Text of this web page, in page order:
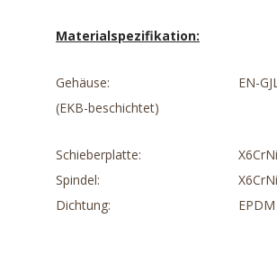
Materialspezifikation:
Gehäuse: EN-
(EKB-beschichtet)
Schieberplatte:
Spindel:
Dichtung:
EPDM